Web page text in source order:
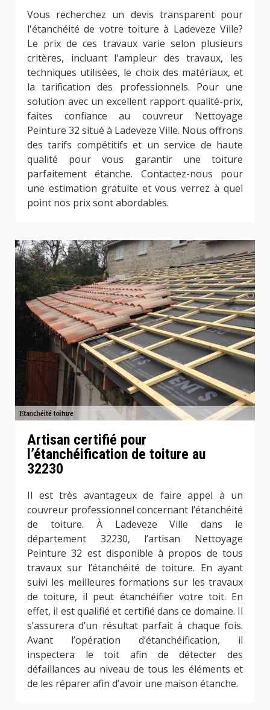
Vous recherchez un devis transparent pour
l'étanchéité de votre toiture à Ladeveze Ville?
Le prix de ces travaux varie selon plusieurs
critères, incluant l'ampleur des travaux, les
techniques utilisées, le choix des matériaux, et
la tarification des professionnels. Pour une
solution avec un excellent rapport qualité-prix,
faites confiance au couvreur Nettoyage
Peinture 32 situé à Ladeveze Ville. Nous offrons
des tarifs compétitifs et un service de haute
qualité pour vous garantir une toiture
parfaitement étanche. Contactez-nous pour
une estimation gratuite et vous verrez à quel
point nos prix sont abordables.
Artisan certifié pour
l’étanchéification de toiture au
32230
Il est très avantageux de faire appel à un
couvreur professionnel concernant l’étanchéité
de toiture. À Ladeveze Ville dans le
département 32230, l’artisan Nettoyage
Peinture 32 est disponible à propos de tous
travaux sur l’étanchéité de toiture. En ayant
suivi les meilleures formations sur les travaux
de toiture, il peut étanchéifier votre toit. En
effet, il est qualifié et certifié dans ce domaine. Il
s’assurera d’un résultat parfait à chaque fois.
Avant l’opération d’étanchéification, il
inspectera le toit afin de détecter des
défaillances au niveau de tous les éléments et
de les réparer afin d’avoir une maison étanche.